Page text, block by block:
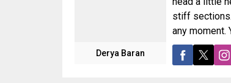
Derya Baran
stiff
any moment.